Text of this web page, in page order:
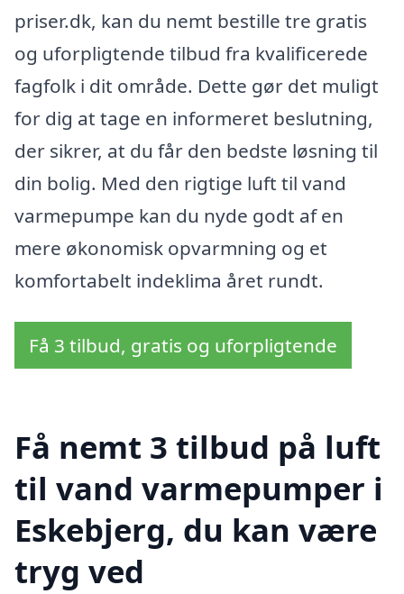
priser.dk, kan du nemt bestille tre gratis
og uforpligtende tilbud fra kvalificerede
fagfolk i dit område. Dette gør det muligt
for dig at tage en informeret beslutning,
der sikrer, at du får den bedste løsning til
din bolig. Med den rigtige luft til vand
varmepumpe kan du nyde godt af en
mere økonomisk opvarmning og et
komfortabelt indeklima året rundt.
Få 3 tilbud, gratis og uforpligtende
Få nemt 3 tilbud på luft
til vand varmepumper i
Eskebjerg, du kan være
tryg ved